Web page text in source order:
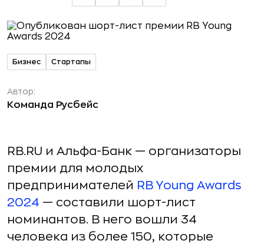
Бизнес Стартапы
Автор:
Команда Русбейс
RB.RU и Альфа-Банк — организаторы
премии для молодых
предпринимателей RB Young Awards
2024 — составили шорт-лист
номинантов. В него вошли 34
человека из более 150, которые